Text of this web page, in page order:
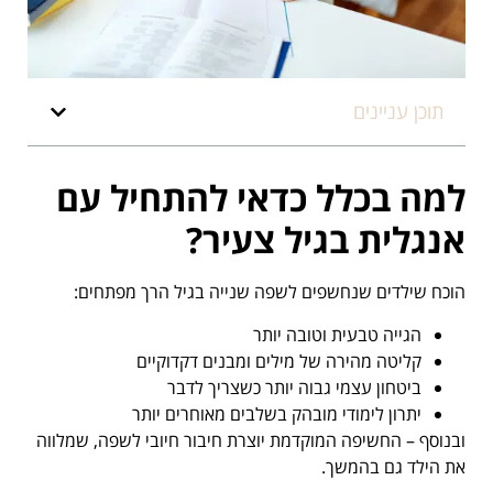
תוכן עניינים
למה בכלל כדאי להתחיל עם
אנגלית בגיל צעיר?
הוכח שילדים שנחשפים לשפה שנייה בגיל הרך מפתחים:
הגייה טבעית וטובה יותר
קליטה מהירה של מילים ומבנים דקדוקיים
ביטחון עצמי גבוה יותר כשצריך לדבר
יתרון לימודי מובהק בשלבים מאוחרים יותר
ובנוסף – החשיפה המוקדמת יוצרת חיבור חיובי לשפה, שמלווה
את הילד גם בהמשך.